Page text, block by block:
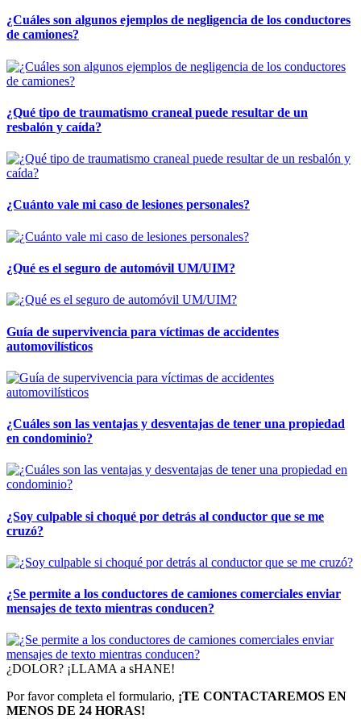
¿Cuáles son algunos ejemplos de negligencia de los conductores
de camiones?
¿Qué tipo de traumatismo craneal puede resultar de un
resbalón y caída?
¿Cuánto vale mi caso de lesiones personales?
¿Qué es el seguro de automóvil UM/UIM?
Guía de supervivencia para víctimas de accidentes
automovilísticos
¿Cuáles son las ventajas y desventajas de tener una propiedad
en condominio?
¿Soy culpable si choqué por detrás al conductor que se me
cruzó?
¿Se permite a los conductores de camiones comerciales enviar
mensajes de texto mientras conducen?
¿DOLOR? ¡LLAMA a sHANE!
Por favor completa el formulario, ¡TE CONTACTAREMOS EN
MENOS DE 24 HORAS!